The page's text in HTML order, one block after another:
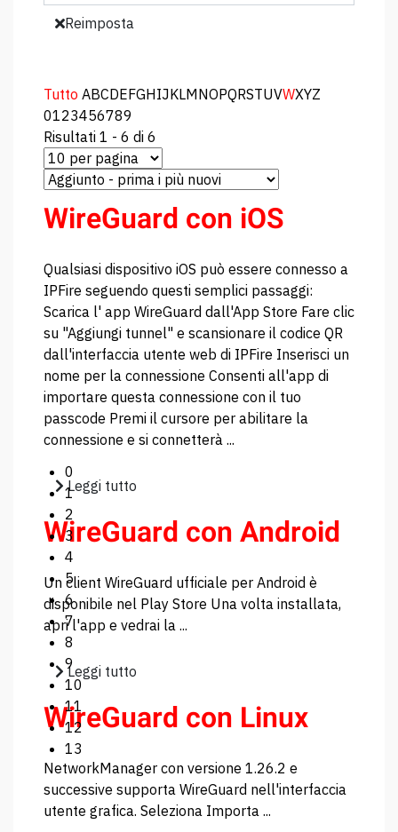
0
1
2
3
4
5
6
7
8
9
10
11
12
13
Reimposta
Tutto ABCDEFGHIJKLMNOPQRSTUVWXYZ
0123456789
Risultati 1 - 6 di 6
WireGuard con iOS
Qualsiasi dispositivo iOS può essere connesso a
IPFire seguendo questi semplici passaggi:
Scarica l' app WireGuard dall'App Store Fare clic
su "Aggiungi tunnel" e scansionare il codice QR
dall'interfaccia utente web di IPFire Inserisci un
nome per la connessione Consenti all'app di
importare questa connessione con il tuo
passcode Premi il cursore per abilitare la
connessione e si connetterà ...
Leggi tutto
WireGuard con Android
Un client WireGuard ufficiale per Android è
disponibile nel Play Store Una volta installata,
apri l'app e vedrai la ...
Leggi tutto
WireGuard con Linux
NetworkManager con versione 1.26.2 e
successive supporta WireGuard nell'interfaccia
utente grafica. Seleziona Importa ...